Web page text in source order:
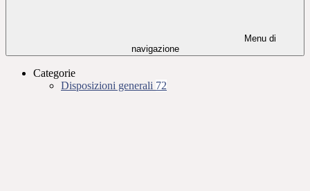
Menu di
navigazione
Categorie
Disposizioni generali 72